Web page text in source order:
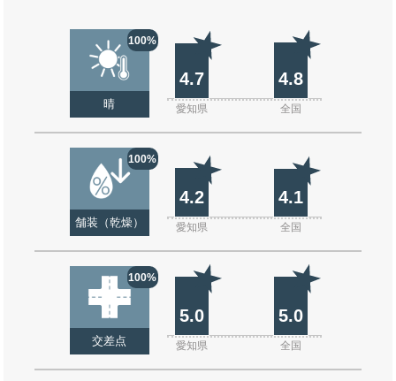
100%
晴
4.7 4.8
愛知県 全国
100%
舗装（乾燥）
4.2 4.1
愛知県 全国
100%
交差点
5.0 5.0
愛知県 全国